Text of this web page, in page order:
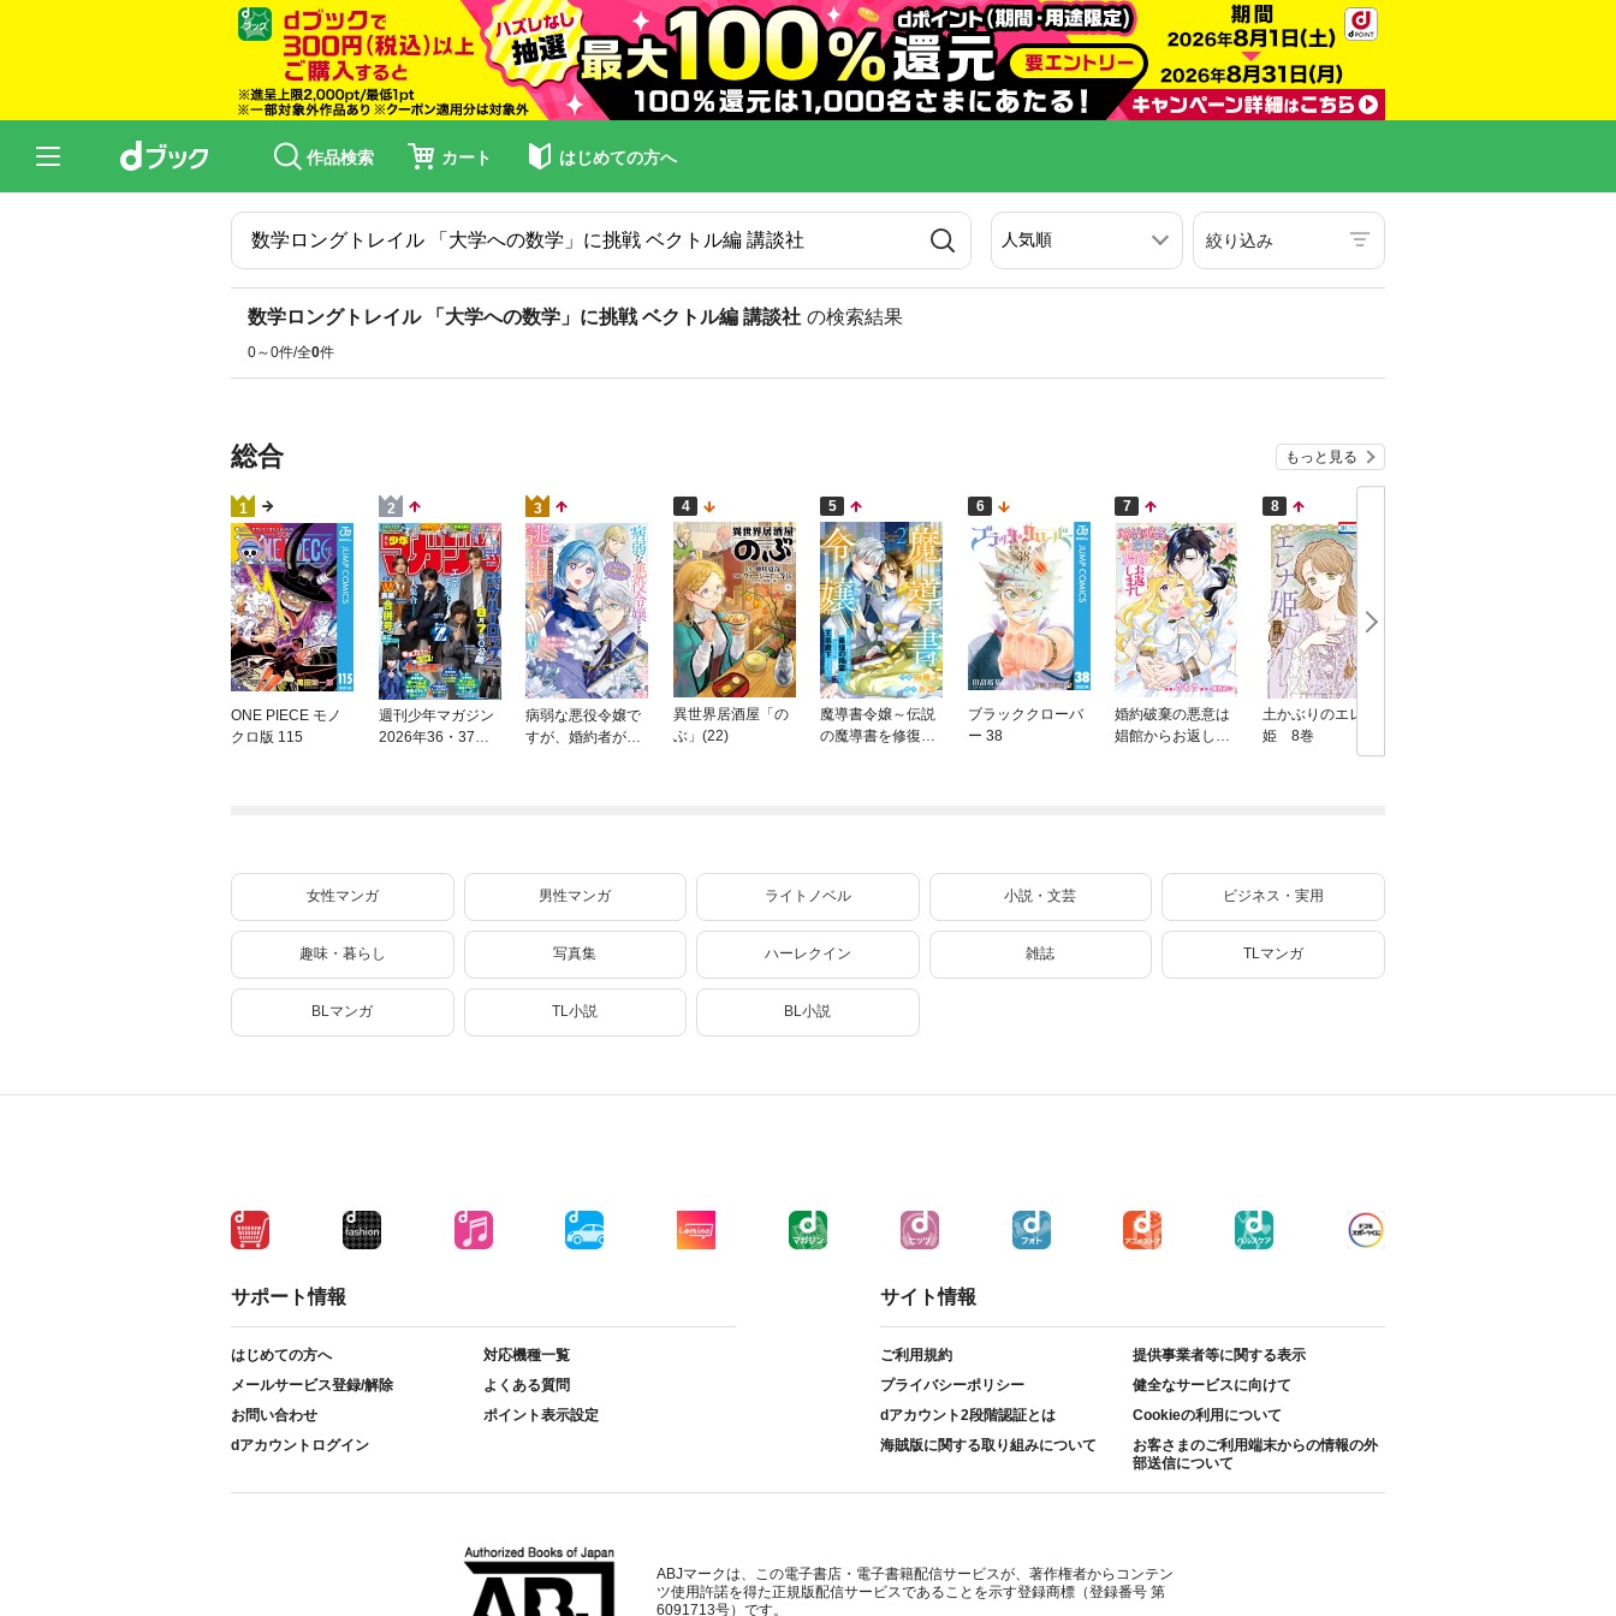
作品検索 カート はじめての方へ
絞り込み
数学ロングトレイル 「大学への数学」に挑戦 ベクトル編 講談社 の検索結果
0～0件/全0件
総合 もっと見る
1
ONE PIECE モノ
クロ版 115
2
週刊少年マガジン
2026年36・37号[2
3
病弱な悪役令嬢で
すが、婚約者が過
4
異世界居酒屋「の
ぶ」(22)
5
魔導書令嬢～伝説
の魔導書を修復し
し付き】 2巻
6
ブラッククローバ
ー 38
7
婚約破棄の悪意は
娼館からお返しし
8
土かぶりのエレナ
姫 8巻
女性マンガ 男性マンガ ライトノベル 小説・文芸 ビジネス・実用
趣味・暮らし 写真集 ハーレクイン 雑誌 TLマンガ
BLマンガ TL小説 BL小説
サポート情報
はじめての方へ
対応機種一覧
メールサービス登録/解除
よくある質問
お問い合わせ
ポイント表示設定
dアカウントログイン
サイト情報
ご利用規約
提供事業者等に関する表示
プライバシーポリシー
健全なサービスに向けて
dアカウント2段階認証とは
Cookieの利用について
海賊版に関する取り組みについて
お客さまのご利用端末からの情報の外
部送信について
ABJマークは、この電子書店・電子書籍配信サービスが、著作権者からコンテン
ツ使用許諾を得た正規版配信サービスであることを示す登録商標（登録番号 第
6091713号）です。